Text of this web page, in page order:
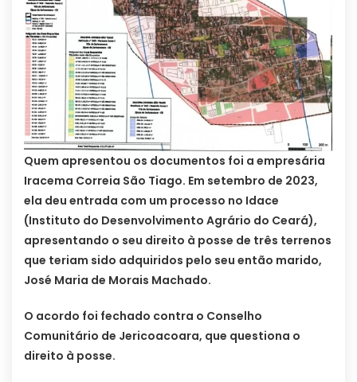
Quem apresentou os documentos foi a empresária
Iracema Correia São Tiago. Em setembro de 2023,
ela deu entrada com um processo no Idace
(Instituto do Desenvolvimento Agrário do Ceará),
apresentando o seu direito à posse de três terrenos
que teriam sido adquiridos pelo seu então marido,
José Maria de Morais Machado.
O acordo foi fechado contra o Conselho
Comunitário de Jericoacoara, que questiona o
direito à posse.